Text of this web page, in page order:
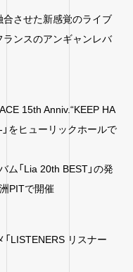
させた新感覚のライブ
ランスのアンギャンレバ
15th Anniv.“KEEP HA
をヒューリックホールで
「Lia 20th BEST」の発
PITで開催
「LISTENERS リスナー